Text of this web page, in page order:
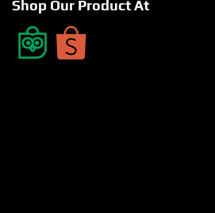
Shop Our Product At